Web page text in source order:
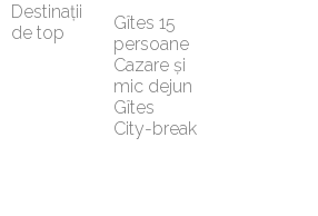
Destinații
de top
Gîtes 15
persoane
Cazare și
mic dejun
Gîtes
City-break